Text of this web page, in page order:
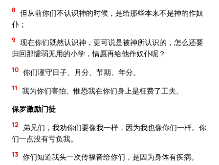
8 但从前你们不认识神的时候，是给那些本来不是神的作奴
仆；
9 现在你们既然认识神，更可说是被神所认识的，怎么还要
归回那懦弱无用的小学，情愿再给他作奴仆呢？
10 你们谨守日子、月分、节期、年分。
11
我为你们害怕、惟恐我在你们身上是枉费了工夫。
保罗激励门徒
12
弟兄们，我劝你们要像我一样，因为我也像你们一样。你
们一点没有亏负我。
13 你们知道我头一次传福音给你们，是因为身体有疾病。